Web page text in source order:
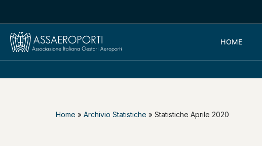
HOME
Home » Archivio Statistiche » Statistiche Aprile 2020